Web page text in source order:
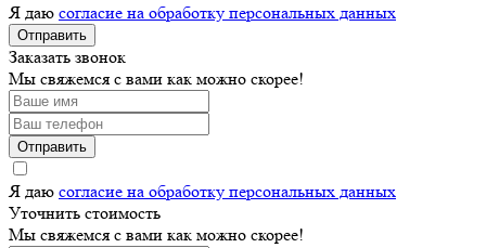
Я даю согласие на обработку персональных данных
Отправить
Заказать звонок
Мы свяжемся с вами как можно скорее!
Отправить
Я даю согласие на обработку персональных данных
Уточнить стоимость
Мы свяжемся с вами как можно скорее!